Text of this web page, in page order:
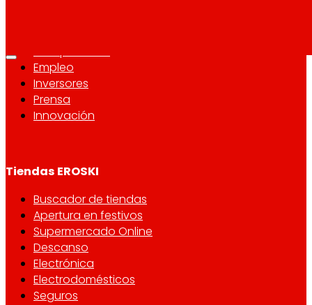
Compromisos
Empleo
Inversores
Prensa
Innovación
Tiendas EROSKI
Buscador de tiendas
Apertura en festivos
Supermercado Online
Descanso
Electrónica
Electrodomésticos
Seguros